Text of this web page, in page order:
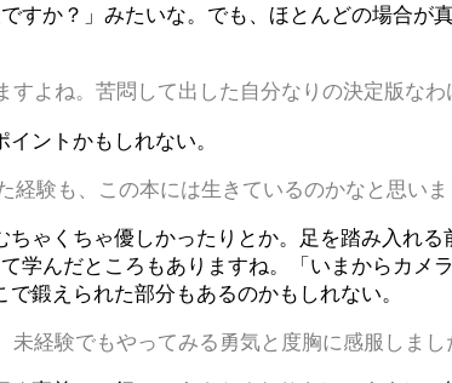
か？」みたいな。でも、ほとんどの場合が
よね。苦悶して出した自分なりの決定版なわ
ントかもしれない。
験も、この本には生きているのかなと思いま
ゃくちゃ優しかったりとか。足を踏み入れる
学んだところもありますね。「いまからカメ
鍛えられた部分もあるのかもしれない。
経験でもやってみる勇気と度胸に感服しまし